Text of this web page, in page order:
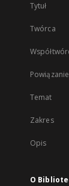
Tytuł
Twórca
Powiązanie
Temat
Zakres
Opis
O